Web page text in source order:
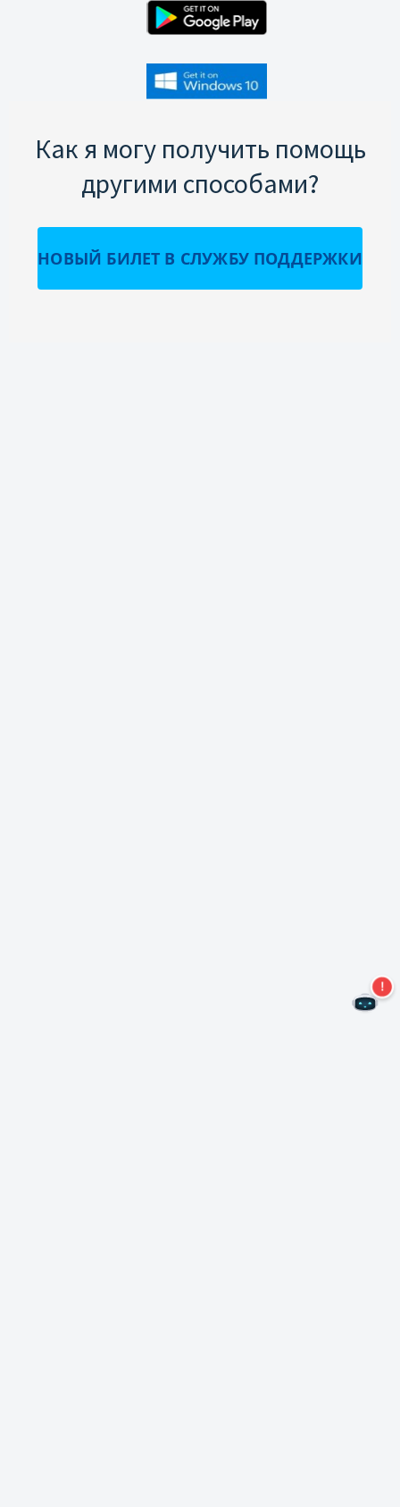
Как я могу получить помощь
другими способами?
НОВЫЙ БИЛЕТ В СЛУЖБУ ПОДДЕРЖКИ